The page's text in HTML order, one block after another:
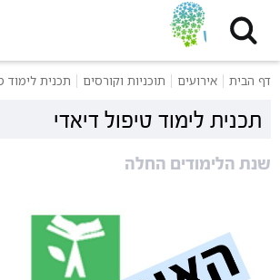
דף הבית אירועים תוכניות וקורסים תכנית לימוד
תכנית לימוד טיפול דיאדי
שנת הלימודים החלה